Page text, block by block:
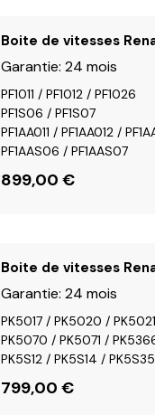
Boite de vitesses
Garantie: 24 mois
PF1011 / PF1012 / PF1026
PF1S06 / PF1S07
PF1AA011 / PF1AA012 /
PF1AAS06 / PF1AAS07
899,00 €
Boite de vitesses
Garantie: 24 mois
PK5017 / PK5020 /
PK5070 / PK5071 /
PK5S12 / PK5S14 /
799,00 €